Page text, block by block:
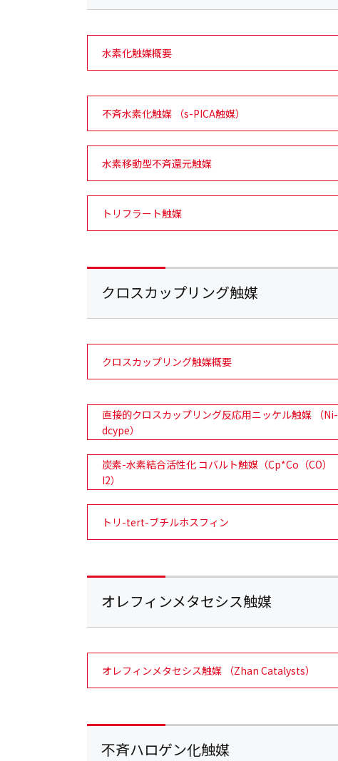
水素化触媒概要
不斉水素化触媒 （s-PICA触媒）
水素移動型不斉還元触媒
トリフラート触媒
クロスカップリング触媒
クロスカップリング触媒概要
直接的クロスカップリング反応用ニッケル触媒 （Ni-
dcype）
炭素-水素結合活性化 コバルト触媒（Cp*Co（CO）
I2）
トリ-tert-ブチルホスフィン
オレフィンメタセシス触媒
オレフィンメタセシス触媒 （Zhan Catalysts）
不斉ハロゲン化触媒